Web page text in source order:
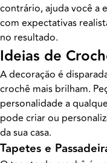
contrário, ajuda você a
com expectativas
no resultado.
Ideias de
A decoração é
crochê mais brilham.
personalidade a
pode criar ou
da sua casa.
Tapetes e